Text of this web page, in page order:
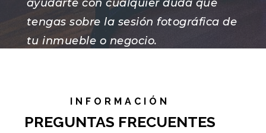
ayudarte con cualquier duda que
tengas sobre la sesión fotográfica de
tu inmueble o negocio.
INFORMACIÓN
PREGUNTAS FRECUENTES